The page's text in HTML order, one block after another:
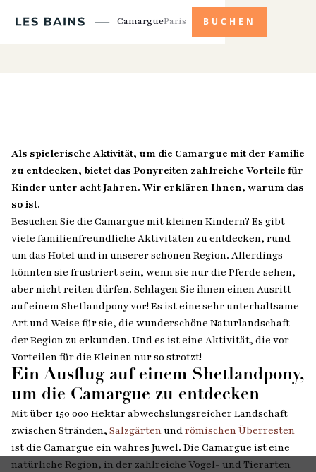
CamargueParis BUCHEN
Als spielerische Aktivität, um die Camargue mit der Familie
zu entdecken, bietet das Ponyreiten zahlreiche Vorteile für
Kinder unter acht Jahren. Wir erklären Ihnen, warum das
so ist.
Besuchen Sie die Camargue mit kleinen Kindern? Es gibt
viele familienfreundliche Aktivitäten zu entdecken, rund
um das Hotel und in unserer schönen Region. Allerdings
könnten sie frustriert sein, wenn sie nur die Pferde sehen,
aber nicht reiten dürfen. Schlagen Sie ihnen einen Ausritt
auf einem Shetlandpony vor! Es ist eine sehr unterhaltsame
Art und Weise für sie, die wunderschöne Naturlandschaft
der Region zu erkunden. Und es ist eine Aktivität, die vor
Vorteilen für die Kleinen nur so strotzt!
Ein Ausflug auf einem Shetlandpony,
um die Camargue zu entdecken
Mit über 150 000 Hektar abwechslungsreicher Landschaft
zwischen Stränden, Salzgärtenundrömischen Überresten
ist die Camargue ein wahres Juwel. Die Camargue ist eine
natürliche Region, in der zahlreiche Vogel- und Tierarten